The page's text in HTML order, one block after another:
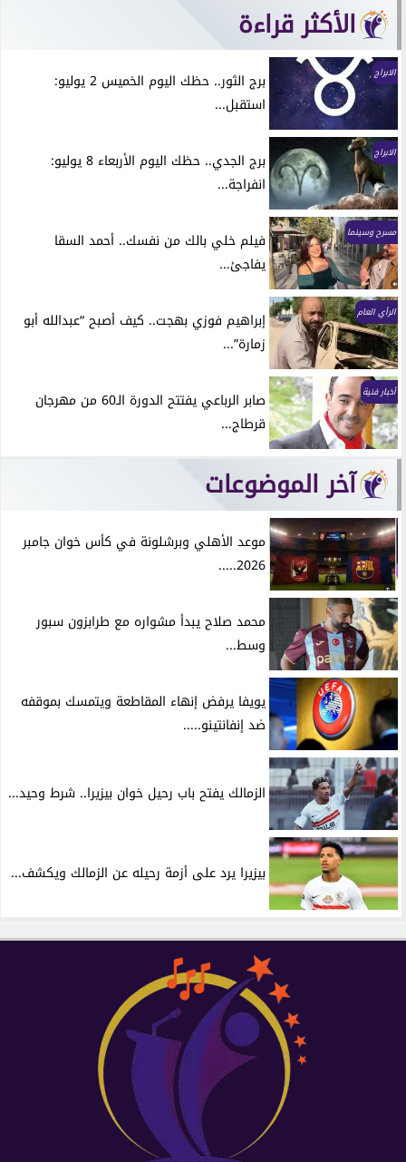
الأكثر قراءة
الابراج
برج الثور.. حظك اليوم الخميس 2 يوليو:
استقبل...
الابراج
برج الجدي.. حظك اليوم الأربعاء 8 يوليو:
انفراجة...
مسرح وسينما
فيلم خلي بالك من نفسك.. أحمد السقا
يفاجئ...
الرأي العام
إبراهيم فوزي بهجت.. كيف أصبح “عبدالله أبو
زمارة”...
أخبار فنية
صابر الرباعي يفتتح الدورة الـ60 من مهرجان
قرطاج...
آخر الموضوعات
موعد الأهلي وبرشلونة في كأس خوان جامبر
2026.....
محمد صلاح يبدأ مشواره مع طرابزون سبور
وسط...
يويفا يرفض إنهاء المقاطعة ويتمسك بموقفه
ضد إنفانتينو.....
الزمالك يفتح باب رحيل خوان بيزيرا.. شرط وحيد...
بيزيرا يرد على أزمة رحيله عن الزمالك ويكشف...